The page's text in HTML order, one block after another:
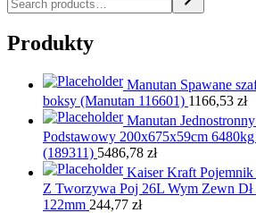
Produkty
Manutan Spawane
boksy (Manutan 116601) 1166,53 zł
Manutan
Podstawowy 200x675x59cm
(189311) 5486,78 zł
Kaiser Kraft
Z Tworzywa Poj 26L Wym Zewn
122mm 244,77 zł